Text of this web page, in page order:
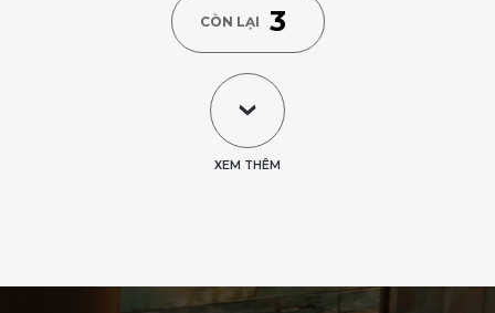
CÒN LẠI 3
XEM THÊM